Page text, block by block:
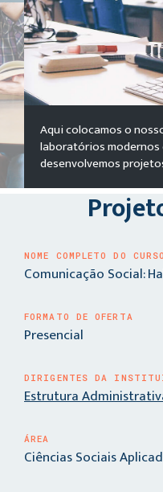
Aqui colocamos o
laboratórios modernos
desenvolvemos
NOME COMPLETO DO CURSO
Comunicação Social:
FORMATO DE OFERTA
Presencial
DIRIGENTES DA
Estrutura
ÁREA
Ciências Sociais